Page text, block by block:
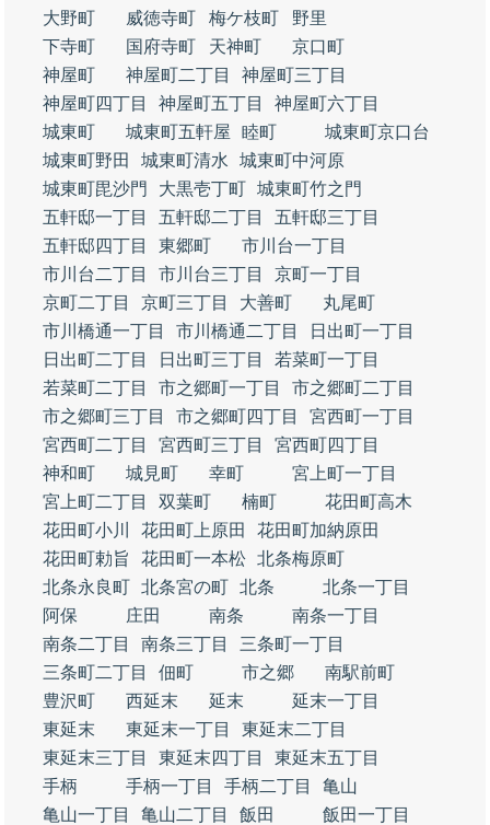
大野町
威徳寺町 梅ケ枝町
野里
下寺町
国府寺町 天神町
京口町
神屋町
神屋町二丁目
神屋町三丁目
神屋町四丁目
神屋町五丁目
神屋町六丁目
城東町
城東町五軒屋 睦町
城東町京口台
城東町野田
城東町清水
城東町中河原
城東町毘沙門
大黒壱丁町 城東町竹之門
五軒邸一丁目
五軒邸二丁目
五軒邸三丁目
五軒邸四丁目
東郷町
市川台一丁目
市川台二丁目
市川台三丁目
京町一丁目
京町二丁目
京町三丁目 大善町
丸尾町
市川橋通一丁目
市川橋通二丁目
日出町一丁目
日出町二丁目
日出町三丁目
若菜町一丁目
若菜町二丁目
市之郷町一丁目
市之郷町二丁目
市之郷町三丁目
市之郷町四丁目
宮西町一丁目
宮西町二丁目
宮西町三丁目
宮西町四丁目
神和町
城見町 幸町
宮上町一丁目
宮上町二丁目
双葉町 楠町
花田町高木
花田町小川
花田町上原田
花田町加納原田
花田町勅旨
花田町一本松 北条梅原町
北条永良町 北条宮の町 北条
北条一丁目
阿保
庄田 南条
南条一丁目
南条二丁目
南条三丁目
三条町一丁目
三条町二丁目
佃町 市之郷
南駅前町
豊沢町
西延末 延末
延末一丁目
東延末
東延末一丁目
東延末二丁目
東延末三丁目
東延末四丁目
東延末五丁目
手柄
手柄一丁目 手柄二丁目
亀山
亀山一丁目
亀山二丁目 飯田
飯田一丁目